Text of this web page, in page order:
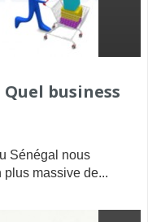
Quel business
Sénégal nous
massive de...